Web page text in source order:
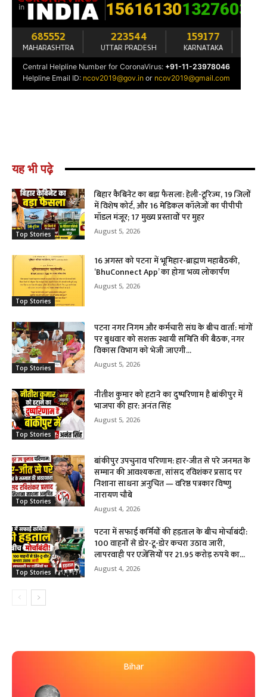
यह भी पढ़े
Top Stories
बिहार कैबिनेट का बड़ा फैसला: हेली-टूरिज्म, 19 जिलों
में विशेष कोर्ट, और 16 मेडिकल कॉलेजों का पीपीपी
मॉडल मंजूर; 17 मुख्य प्रस्तावों पर मुहर
August 5, 2026
Top Stories
16 अगस्त को पटना में भूमिहार-ब्राह्मण महाबैठकी,
‘BhuConnect App’ का होगा भव्य लोकार्पण
August 5, 2026
Top Stories
पटना नगर निगम और कर्मचारी संघ के बीच वार्ता: मांगों
पर बुधवार को सशक्त स्थायी समिति की बैठक, नगर
विकास विभाग को भेजी जाएगी...
August 5, 2026
Top Stories
नीतीश कुमार को हटाने का दुष्परिणाम है बांकीपुर में
भाजपा की हार: अनंत सिंह
August 5, 2026
Top Stories
बांकीपुर उपचुनाव परिणाम: हार-जीत से परे जनमत के
सम्मान की आवश्यकता, सांसद रविशंकर प्रसाद पर
निशाना साधना अनुचित — वरिष्ठ पत्रकार विष्णु
नारायण चौबे
August 4, 2026
Top Stories
पटना में सफाई कर्मियों की हड़ताल के बीच मोर्चाबंदी:
100 वाहनों से डोर-टू-डोर कचरा उठाव जारी,
लापरवाही पर एजेंसियों पर 21.95 करोड़ रुपये का...
August 4, 2026
Bihar